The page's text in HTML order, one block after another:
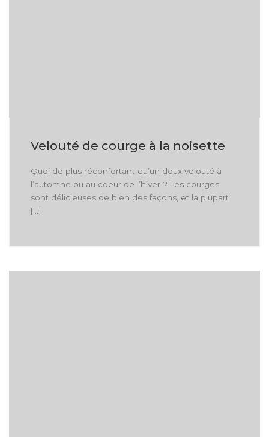
Velouté de courge à la noisette
Quoi de plus réconfortant qu’un doux velouté à
l’automne ou au coeur de l’hiver ? Les courges
sont délicieuses de bien des façons, et la plupart
[…]